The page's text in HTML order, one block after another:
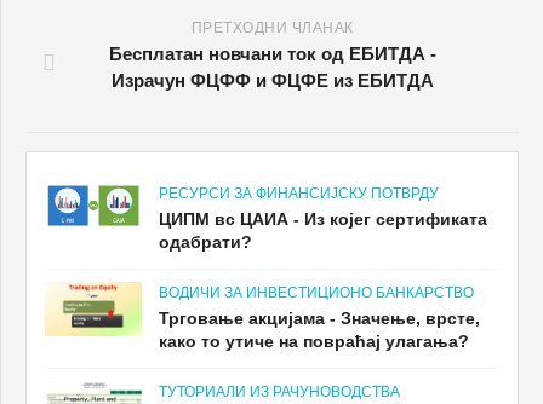
ПРЕТХОДНИ ЧЛАНАК
Бесплатан новчани ток од ЕБИТДА -
Израчун ФЦФФ и ФЦФЕ из ЕБИТДА
РЕСУРСИ ЗА ФИНАНСИЈСКУ ПОТВРДУ
ЦИПМ вс ЦАИА - Из којег сертификата
одабрати?
ВОДИЧИ ЗА ИНВЕСТИЦИОНО БАНКАРСТВО
Трговање акцијама - Значење, врсте,
како то утиче на повраћај улагања?
ТУТОРИАЛИ ИЗ РАЧУНОВОДСТВА